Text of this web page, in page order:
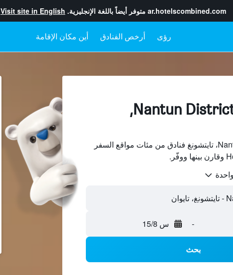
ar.hotelscombined.com متوفر أيضاً باللغة الإنجليزية. Visit site in English
رؤى أرخص الفنادق أين مكان الإقامة
الفنادقفي Nantun District,
ابحث عن Nantun District، تايتشونغ فنادق من مئات مواقع السفر
- س 15/8
بحث